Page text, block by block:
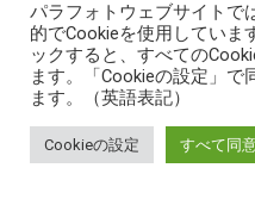
パラフォトウェブサイトで
的でCookieを使用していま
ックすると、すべての
ます。「Cookieの設定」で
ます。（英語表記）
Cookieの設定 すべて同